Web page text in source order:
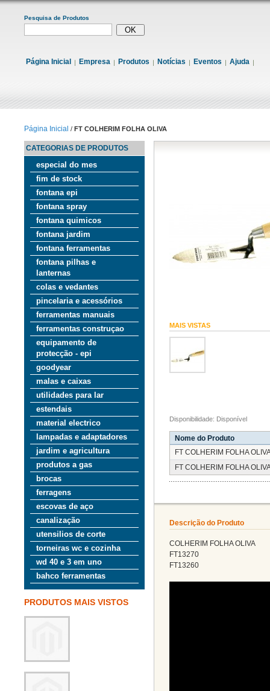
Pesquisa de Produtos
Página Inicial Empresa Produtos Notícias Eventos Ajuda
Página Inicial / FT COLHERIM FOLHA OLIVA
CATEGORIAS DE PRODUTOS
especial do mes
fim de stock
fontana epi
fontana spray
fontana quimicos
fontana jardim
fontana ferramentas
fontana pilhas e
lanternas
colas e vedantes
pincelaria e acessórios
ferramentas manuais
ferramentas construçao
equipamento de
protecção - epi
goodyear
malas e caixas
utilidades para lar
estendais
material electrico
lampadas e adaptadores
jardim e agricultura
produtos a gas
brocas
ferragens
escovas de aço
canalização
utensilios de corte
torneiras wc e cozinha
wd 40 e 3 em uno
bahco ferramentas
PRODUTOS MAIS VISTOS
MAIS VISTAS
Disponibilidade: Disponível
Nome do Produto
FT COLHERIM FOLHA
FT COLHERIM FOLHA
Descrição do Produto
COLHERIM FOLHA OLIVA
FT13270
FT13260